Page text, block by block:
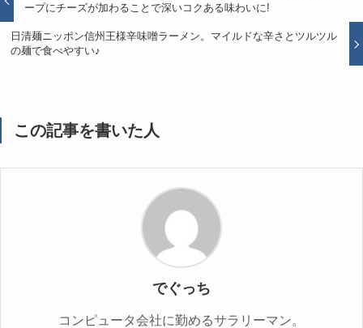
ープにチーズが加わることで深いコクある味わいに!
日清麺ニッポン信州王様辛味噌ラーメン。マイルドな辛さとツルツル
の麺で食べやすい♪
この記事を書いた人
でぐっち
コンピュータ会社に勤めるサラリーマン。